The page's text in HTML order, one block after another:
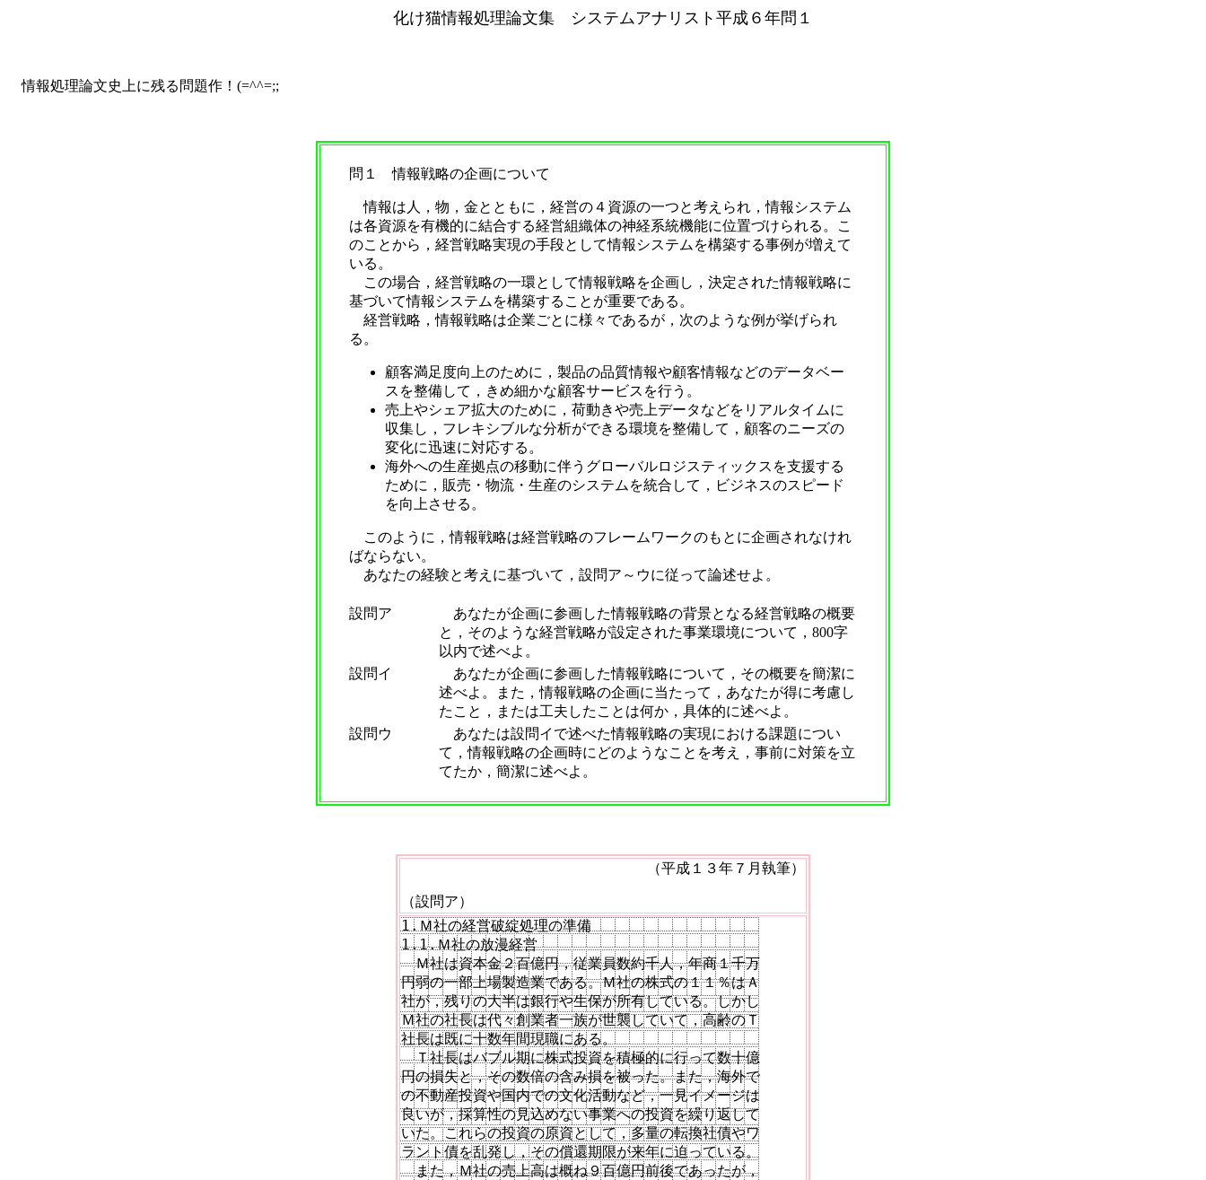
化け猫情報処理論文集 システムアナリスト平成６年問１
情報処理論文史上に残る問題作！(=^^=;;
問１ 情報戦略の企画について
情報は人，物，金とともに，経営の４資源の一つと考えられ，情報システム
は各資源を有機的に結合する経営組織体の神経系統機能に位置づけられる。こ
のことから，経営戦略実現の手段として情報システムを構築する事例が増えて
いる。
この場合，経営戦略の一環として情報戦略を企画し，決定された情報戦略に
基づいて情報システムを構築することが重要である。
経営戦略，情報戦略は企業ごとに様々であるが，次のような例が挙げられ
る。
顧客満足度向上のために，製品の品質情報や顧客情報などのデータベー
スを整備して，きめ細かな顧客サービスを行う。
売上やシェア拡大のために，荷動きや売上データなどをリアルタイムに
収集し，フレキシブルな分析ができる環境を整備して，顧客のニーズの
変化に迅速に対応する。
海外への生産拠点の移動に伴うグローバルロジスティックスを支援する
ために，販売・物流・生産のシステムを統合して，ビジネスのスピード
を向上させる。
このように，情報戦略は経営戦略のフレームワークのもとに企画されなけれ
ばならない。
あなたの経験と考えに基づいて，設問ア～ウに従って論述せよ。
設問ア
あなたが企画に参画した情報戦略の背景となる経営戦略の概要
と，そのような経営戦略が設定された事業環境について，800字
以内で述べよ。
設問イ
あなたが企画に参画した情報戦略について，その概要を簡潔に
述べよ。また，情報戦略の企画に当たって，あなたが得に考慮し
たこと，または工夫したことは何か，具体的に述べよ。
設問ウ
あなたは設問イで述べた情報戦略の実現における課題につい
て，情報戦略の企画時にどのようなことを考え，事前に対策を立
てたか，簡潔に述べよ。
（平成１３年７月執筆）
（設問ア）
1.Ｍ社の経営破綻処理の準備
1.1.Ｍ社の放漫経営
Ｍ社は資本金２百億円，従業員数約千人，年商１千万
円弱の一部上場製造業である。Ｍ社の株式の１１％はＡ
社が，残りの大半は銀行や生保が所有している。しかし
Ｍ社の社長は代々創業者一族が世襲していて，高齢のＴ
社長は既に十数年間現職にある。
Ｔ社長はバブル期に株式投資を積極的に行って数十億
円の損失と，その数倍の含み損を被った。また，海外で
の不動産投資や国内での文化活動など，一見イメージは
良いが，採算性の見込めない事業への投資を繰り返して
いた。これらの投資の原資として，多量の転換社債やワ
ラント債を乱発し，その償還期限が来年に迫っている。
また，Ｍ社の売上高は概ね９百億円前後であったが，